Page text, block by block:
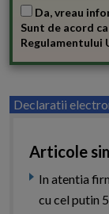
Da, vreau
Sunt de acord
Regulamentului
Declaratii
Articole
In atentia
cu cel putin